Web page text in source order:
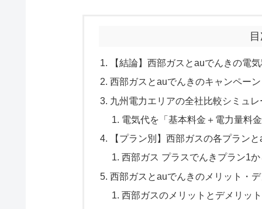
【結論】西部ガスとauでんきの電
西部ガスとauでんきのキャンペー
九州電力エリアの全社比較シミュ
電気代を「基本料金＋電力量料
【プラン別】西部ガスの各プラン
西部ガス プラスでんきプラン1
西部ガスとauでんきのメリット・
西部ガスのメリットとデメリット